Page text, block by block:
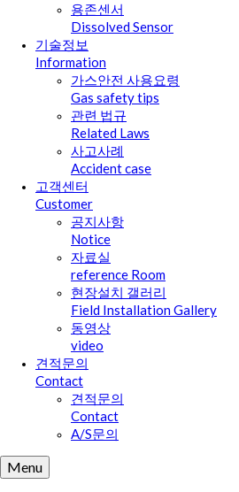
용존센서
Dissolved Sensor
기술정보
Information
가스안전 사용요령
Gas safety tips
관련 법규
Related Laws
사고사례
Accident case
고객센터
Customer
공지사항
Notice
자료실
reference Room
현장설치 갤러리
Field Installation Gallery
동영상
video
견적문의
Contact
견적문의
Contact
A/S문의
Menu